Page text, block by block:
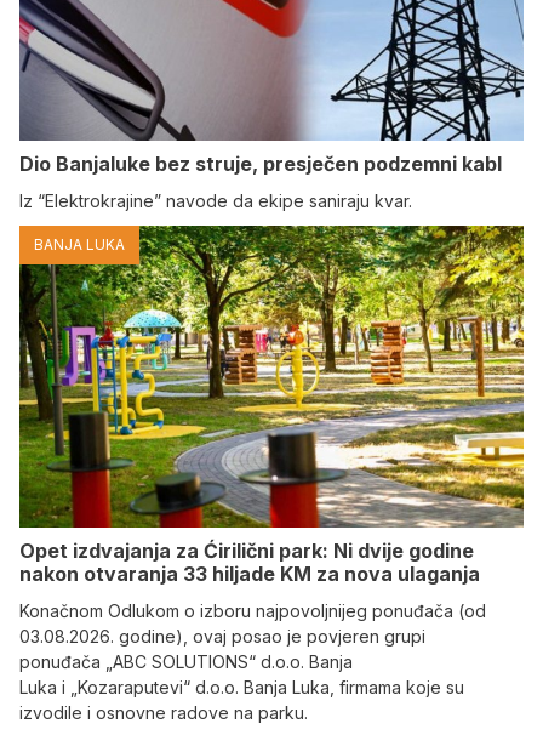
Dio Banjaluke bez struje, presječen podzemni kabl
Iz “Elektrokrajine” navode da ekipe saniraju kvar.
BANJA LUKA
Opet izdvajanja za Ćirilični park: Ni dvije godine
nakon otvaranja 33 hiljade KM za nova ulaganja
Konačnom Odlukom o izboru najpovoljnijeg ponuđača (od
03.08.2026. godine), ovaj posao je povjeren grupi
ponuđača „ABC SOLUTIONS“ d.o.o. Banja
Luka i „Kozaraputevi“ d.o.o. Banja Luka, firmama koje su
izvodile i osnovne radove na parku.